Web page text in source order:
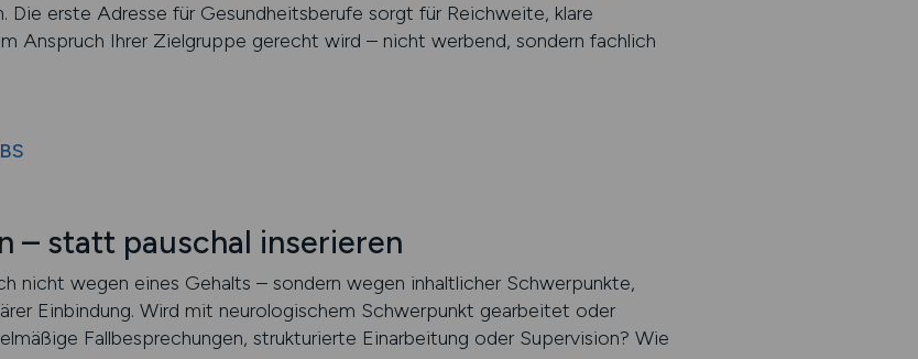
Die erste Adresse für Gesundheitsberufe sorgt für Reichweite, klare
Anspruch Ihrer Zielgruppe gerecht wird – nicht werbend, sondern fachlich
– statt pauschal inserieren
nicht wegen eines Gehalts – sondern wegen inhaltlicher Schwerpunkte,
Einbindung. Wird mit neurologischem Schwerpunkt gearbeitet oder
Fallbesprechungen, strukturierte Einarbeitung oder Supervision? Wie